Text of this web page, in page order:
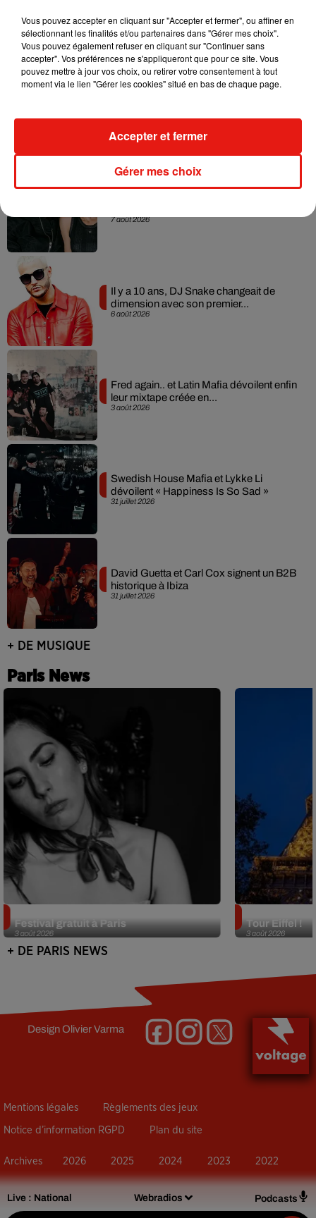
Live : National Webradios Podcasts
Musique
7 août 2026
6 août 2026
Il y a 10 ans, DJ Snake changeait de
dimension avec son premier...
3 août 2026
Fred again.. et Latin Mafia dévoilent enfin
leur mixtape créée en...
31 juillet 2026
Swedish House Mafia et Lykke Li
dévoilent « Happiness Is So Sad »
31 juillet 2026
David Guetta et Carl Cox signent un B2B
historique à Ibiza
+ DE MUSIQUE
Paris News
3 août 2026
Festival gratuit à Paris
3 août 2026
Tour Eiffel !
+ DE PARIS NEWS
DesignOlivier Varma
Mentions légales Règlements des jeux
Notice d’information RGPD Plan du site
Archives 2026 2025 2024 2023 2022
Vous pouvez accepter en cliquant sur "Accepter et fermer", ou affiner en
sélectionnant les finalités et/ou partenaires dans "Gérer mes choix".
Vous pouvez également refuser en cliquant sur "Continuer sans
accepter". Vos préférences ne s'appliqueront que pour ce site. Vous
pouvez mettre à jour vos choix, ou retirer votre consentement à tout
moment via le lien "Gérer les cookies" situé en bas de chaque page.
Gérer mes choix
Accepter et fermer